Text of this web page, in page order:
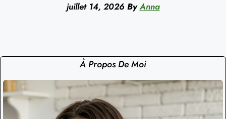
juillet 14, 2026 By Anna
À Propos De Moi